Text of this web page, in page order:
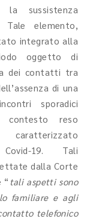
sussistenza
Tale elemento,
integrato alla
oggetto di
dei contatti tra
di una
sporadici
reso
19. Tali
dalla Corte
“ tali aspetti sono
familiare e agli
telefonico